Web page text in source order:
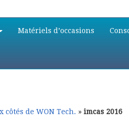
Matériels d’occasions
côtés de WON Tech. » imcas 2016